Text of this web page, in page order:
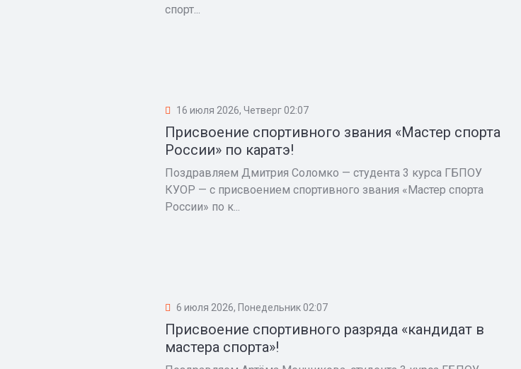
спорт...
16 июля 2026, Четверг 02:07
Присвоение спортивного звания «Мастер спорта
России» по каратэ!
Поздравляем Дмитрия Соломко — студента 3 курса ГБПОУ
КУОР — с присвоением спортивного звания «Мастер спорта
России» по к...
6 июля 2026, Понедельник 02:07
Присвоение спортивного разряда «кандидат в
мастера спорта»!